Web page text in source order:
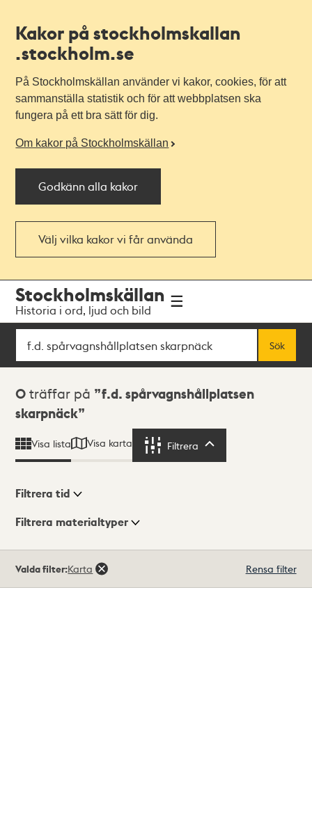
Kakor på stockholmskallan
.stockholm.se
På Stockholmskällan använder vi kakor, cookies, för att
sammanställa statistik och för att webbplatsen ska
fungera på ett bra sätt för dig.
Om kakor på Stockholmskällan
Godkänn alla kakor
Välj vilka kakor vi får använda
navigationen
huvudinnehållet
Stockholmskällan
Historia i ord, ljud och bild
Sök
Sök
Sökresultat
0 träffar på
f.d. spårvagnshållplatsen
skarpnäck
Visa lista Visa karta Filtrera
Visningsläge
Filtrera tid
Filtrera materialtyper
träffar
Valda filter:Karta Rensa filter